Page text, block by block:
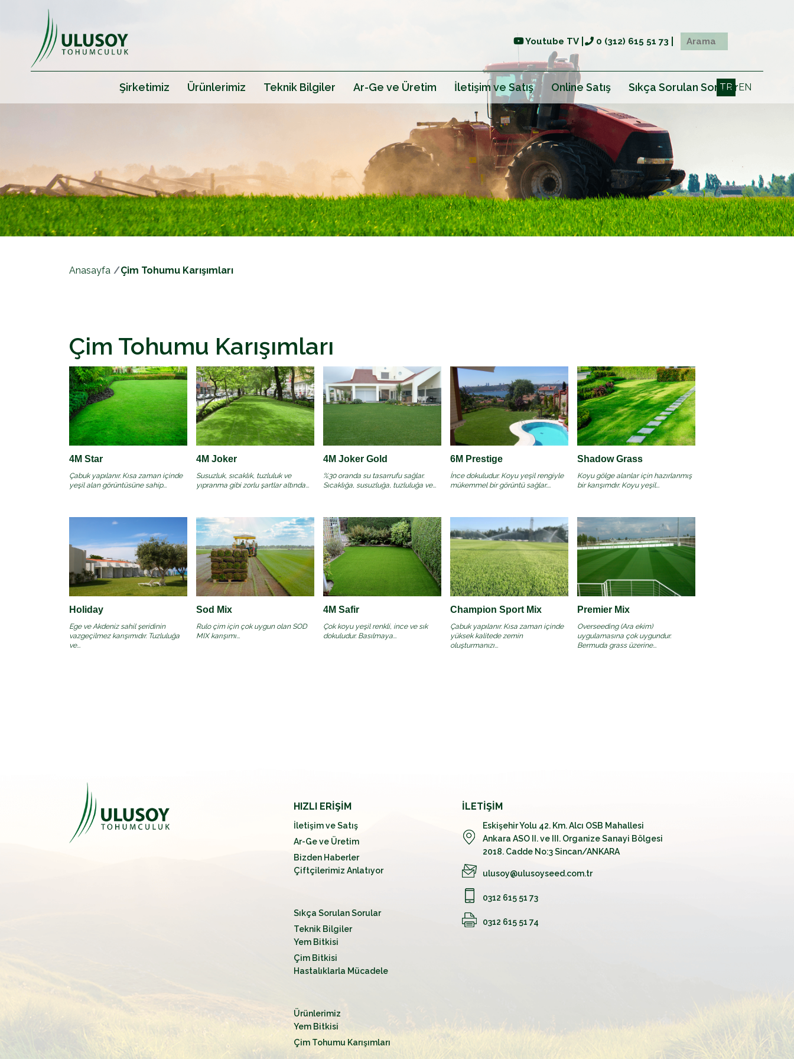
Youtube TV 0 (312) 615 51 73
Şirketimiz Ürünlerimiz Teknik Bilgiler Ar-Ge ve Üretim İletişim ve Satış Online Satış Sıkça Sorulan Sorular
TR EN
Anasayfa Çim Tohumu Karışımları
Çim Tohumu Karışımları
4M Star
Çabuk yapılanır. Kısa zaman içinde
yeşil alan görüntüsüne sahip...
4M Joker
Susuzluk, sıcaklık, tuzluluk ve
yıpranma gibi zorlu şartlar altında...
4M Joker Gold
%30 oranda su tasarrufu sağlar.
Sıcaklığa, susuzluğa, tuzluluğa ve...
6M Prestige
İnce dokuludur. Koyu yeşil rengiyle
mükemmel bir görüntü sağlar....
Shadow Grass
Koyu gölge alanlar için hazırlanmış
bir karışımdır. Koyu yeşil...
Holiday
Ege ve Akdeniz sahil şeridinin
vazgeçilmez karışımıdır. Tuzluluğa
ve...
Sod Mix
Rulo çim için çok uygun olan SOD
MIX karışımı...
4M Safir
Çok koyu yeşil renkli, ince ve sık
dokuludur. Basılmaya...
Champion Sport Mix
Çabuk yapılanır. Kısa zaman içinde
yüksek kalitede zemin
oluşturmanızı...
Premier Mix
Overseeding (Ara ekim)
uygulamasına çok uygundur.
Bermuda grass üzerine...
HIZLI ERİŞİM
İletişim ve Satış
Ar-Ge ve Üretim
Bizden Haberler
Çiftçilerimiz Anlatıyor
Sıkça Sorulan Sorular
Teknik Bilgiler
Yem Bitkisi
Çim Bitkisi
Hastalıklarla Mücadele
Ürünlerimiz
Yem Bitkisi
Çim Tohumu Karışımları
İLETİŞİM
Eskişehir Yolu 42. Km. Alcı OSB Mahallesi
Ankara ASO II. ve III. Organize Sanayi Bölgesi
2018. Cadde No:3 Sincan/ANKARA
ulusoy@ulusoyseed.com.tr
0312 615 51 73
0312 615 51 74